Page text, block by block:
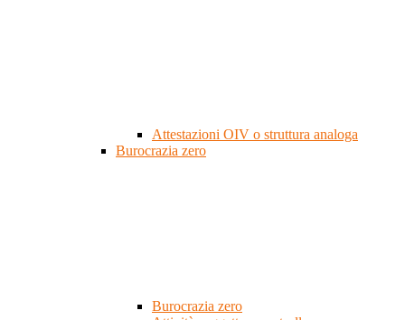
Attestazioni OIV o struttura analoga
Burocrazia zero
Burocrazia zero